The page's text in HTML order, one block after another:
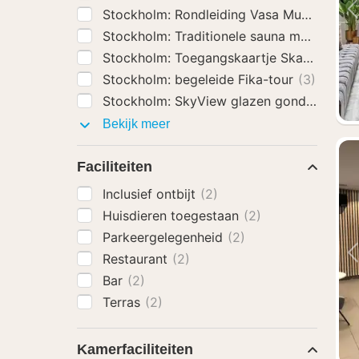
Stockholm: Rondleiding Vasa Museum
Stockholm: Traditionele sauna met
Stockholm: Toegangskaartje Skansen
Stockholm: begeleide Fika-tour (3)
Stockholm: SkyView glazen gondeltocht
Bekijk meerActiviteiten
Faciliteiten
Inclusief ontbijt (2)
Huisdieren toegestaan (2)
Parkeergelegenheid (2)
Restaurant (2)
Bar (2)
Terras (2)
Kamerfaciliteiten